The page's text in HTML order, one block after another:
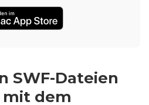
SWF-Dateien
mit dem